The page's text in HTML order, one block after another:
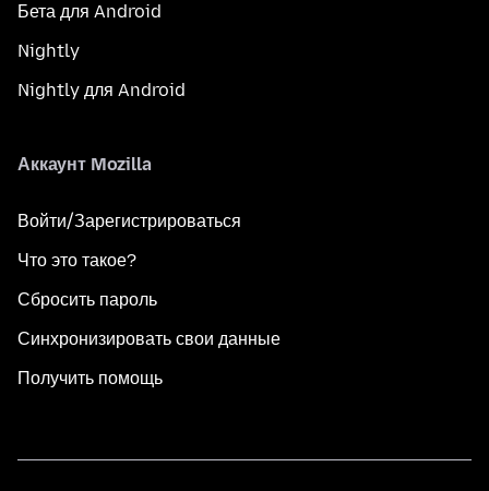
Бета для Android
Nightly
Nightly для Android
Аккаунт Mozilla
Войти/Зарегистрироваться
Что это такое?
Сбросить пароль
Синхронизировать свои данные
Получить помощь